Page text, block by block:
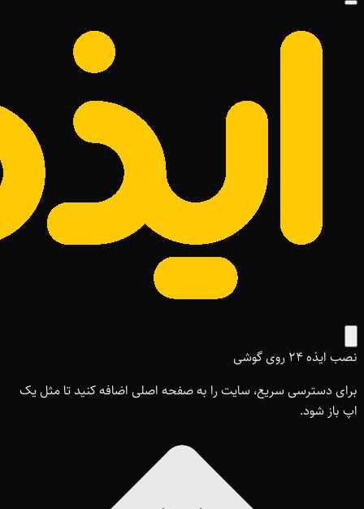
نصب ایذه ۲۴ روی گوشی
برای دسترسی سریع، سایت را به صفحه اصلی اضافه کنید تا مثل یک
اپ باز شود.